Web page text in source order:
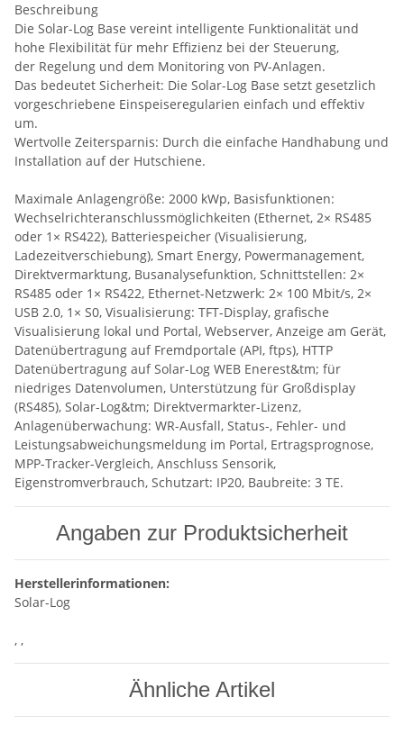
Beschreibung
Die Solar-Log Base vereint intelligente Funktionalität und
hohe Flexibilität für mehr Effizienz bei der Steuerung,
der Regelung und dem Monitoring von PV-Anlagen.
Das bedeutet Sicherheit: Die Solar-Log Base setzt gesetzlich
vorgeschriebene Einspeiseregularien einfach und effektiv
um.
Wertvolle Zeitersparnis: Durch die einfache Handhabung und
Installation auf der Hutschiene.
Maximale Anlagengröße: 2000 kWp, Basisfunktionen:
Wechselrichteranschlussmöglichkeiten (Ethernet, 2× RS485
oder 1× RS422), Batteriespeicher (Visualisierung,
Ladezeitverschiebung), Smart Energy, Powermanagement,
Direktvermarktung, Busanalysefunktion, Schnittstellen: 2×
RS485 oder 1× RS422, Ethernet-Netzwerk: 2× 100 Mbit/s, 2×
USB 2.0, 1× S0, Visualisierung: TFT-Display, grafische
Visualisierung lokal und Portal, Webserver, Anzeige am Gerät,
Datenübertragung auf Fremdportale (API, ftps), HTTP
Datenübertragung auf Solar-Log WEB Enerest&tm; für
niedriges Datenvolumen, Unterstützung für Großdisplay
(RS485), Solar-Log&tm; Direktvermarkter-Lizenz,
Anlagenüberwachung: WR-Ausfall, Status-, Fehler- und
Leistungsabweichungsmeldung im Portal, Ertragsprognose,
MPP-Tracker-Vergleich, Anschluss Sensorik,
Eigenstromverbrauch, Schutzart: IP20, Baubreite: 3 TE.
Angaben zur Produktsicherheit
Herstellerinformationen:
Solar-Log
, ,
Ähnliche Artikel